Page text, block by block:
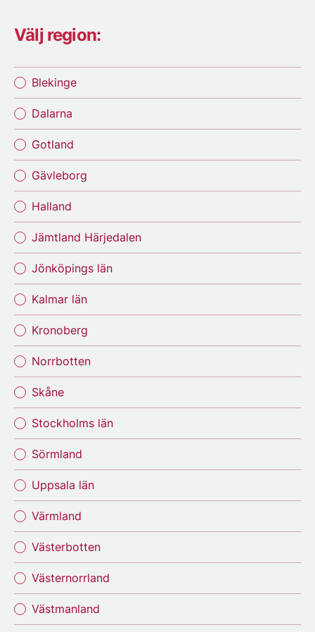
Välj region:
Blekinge
Dalarna
Gotland
Gävleborg
Halland
Jämtland Härjedalen
Jönköpings län
Kalmar län
Kronoberg
Norrbotten
Skåne
Stockholms län
Sörmland
Uppsala län
Värmland
Västerbotten
Västernorrland
Västmanland